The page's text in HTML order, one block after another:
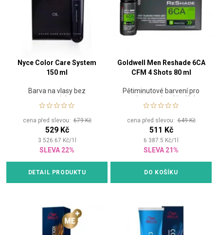
Nyce Color Care System
150 ml
Barva na vlasy bez
amoniaku
cena před slevou:679 Kč
529 Kč
3 526.67 Kč/1
SLEVA 22%
DETAIL PRODUKTU
Goldwell Men Reshade 6CA
CFM 4 Shots 80 ml
Pětiminutové barvení pro
muže na zakrytí šedých
vlasů - odstín tmavá blond
cena před slevou:649 Kč
511 Kč
6 387.5 Kč/1
SLEVA 21%
DO KOŠÍKU